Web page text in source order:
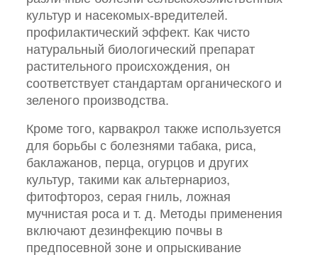
культур и насекомых-вредителей.
профилактический эффект. Как чисто
натуральный биологический препарат
растительного происхождения, он
соответствует стандартам органического и
зеленого производства.
Кроме того, карвакрол также используется
для борьбы с болезнями табака, риса,
баклажанов, перца, огурцов и других
культур, такими как альтернариоз,
фитофтороз, серая гниль, ложная
мучнистая роса и т. д. Методы применения
включают дезинфекцию почвы в
предпосевной зоне и опрыскивание